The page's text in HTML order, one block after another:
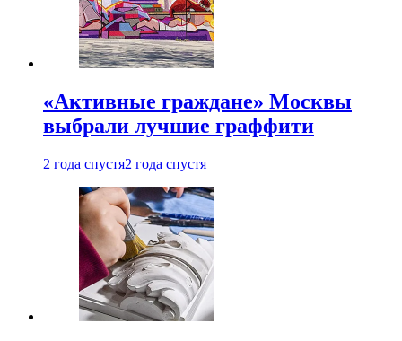
«Активные граждане» Москвы
выбрали лучшие граффити
2 года спустя2 года спустя